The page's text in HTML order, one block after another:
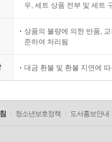
우, 세트 상품 전부 및 세트
상품의 불량에 의한 반품,
준하여 처리됨
대금 환불 및 환불 지연에
청소년보호정책 도서홍보안내